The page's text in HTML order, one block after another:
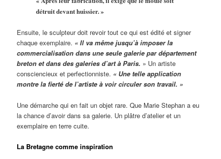
détruit devant huissier. »
Ensuite, le sculpteur doit revoir tout ce qui est édité et signer
chaque exemplaire. « Il va même jusqu’à imposer la
commercialisation dans une seule galerie par département
breton et dans des galeries d’art à Paris. » Un artiste
consciencieux et perfectionniste. « Une telle application
montre la fierté de l’artiste à voir circuler son travail. »
Une démarche qui en fait un objet rare. Que Marie Stephan a eu
la chance d’avoir dans sa galerie. Un plâtre d’atelier et un
exemplaire en terre cuite.
La Bretagne comme inspiration